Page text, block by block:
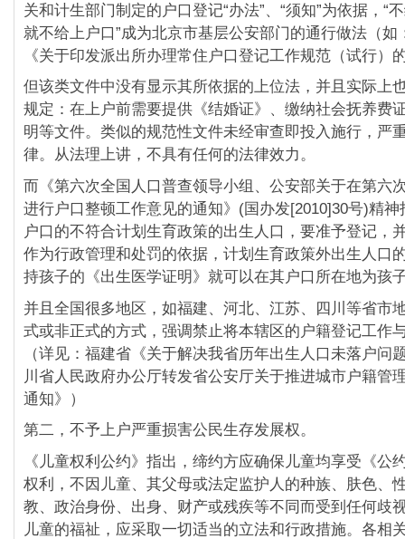
关和计生部门制定的户口登记“办法”、“须知”为依据，“
就不给上户口”成为北京市基层公安部门的通行做法（如
《关于印发派出所办理常住户口登记工作规范（试行）
但该类文件中没有显示其所依据的上位法，并且实际上
规定：在上户前需要提供《结婚证》、缴纳社会抚养费
明等文件。类似的规范性文件未经审查即投入施行，严
律。从法理上讲，不具有任何的法律效力。
而《第六次全国人口普查领导小组、公安部关于在第六
进行户口整顿工作意见的通知》(国办发[2010]30号)精
户口的不符合计划生育政策的出生人口，要准予登记，
作为行政管理和处罚的依据，计划生育政策外出生人口
持孩子的《出生医学证明》就可以在其户口所在地为孩
并且全国很多地区，如福建、河北、江苏、四川等省市
式或非正式的方式，强调禁止将本辖区的户籍登记工作
（详见：福建省《关于解决我省历年出生人口未落户问
川省人民政府办公厅转发省公安厅关于推进城市户籍管
通知》）
第二，不予上户严重损害公民生存发展权。
《儿童权利公约》指出，缔约方应确保儿童均享受《公
权利，不因儿童、其父母或法定监护人的种族、肤色、
教、政治身份、出身、财产或残疾等不同而受到任何歧
儿童的福祉，应采取一切适当的立法和行政措施。各相